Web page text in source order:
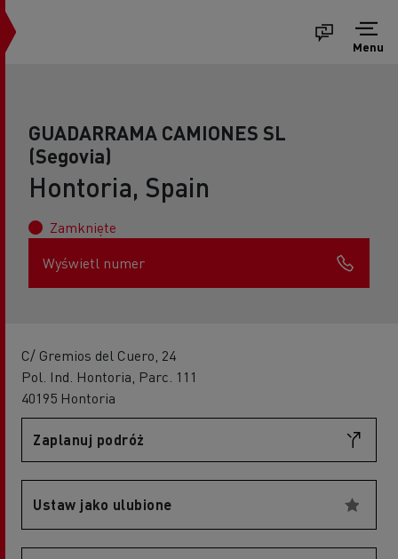
Menu
GUADARRAMA CAMIONES SL
(Segovia)
Hontoria, Spain
Zamknięte
Wyświetl numer
C/ Gremios del Cuero, 24
Pol. Ind. Hontoria, Parc. 111
40195 Hontoria
Zaplanuj podróż
Ustaw jako ulubione